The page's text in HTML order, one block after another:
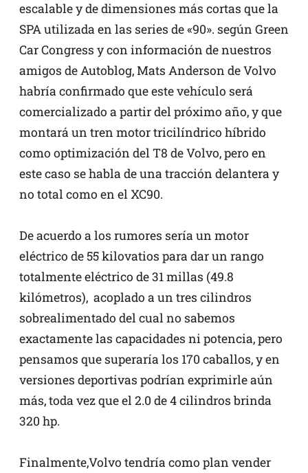
escalable y de dimensiones más cortas que la
SPA utilizada en las series de «90». según Green
Car Congress y con información de nuestros
amigos de Autoblog, Mats Anderson de Volvo
habría confirmado que este vehículo será
comercializado a partir del próximo año, y que
montará un tren motor tricilíndrico híbrido
como optimización del T8 de Volvo, pero en
este caso se habla de una tracción delantera y
no total como en el XC90.
De acuerdo a los rumores sería un motor
eléctrico de 55 kilovatios para dar un rango
totalmente eléctrico de 31 millas (49.8
kilómetros), acoplado a un tres cilindros
sobrealimentado del cual no sabemos
exactamente las capacidades ni potencia, pero
pensamos que superaría los 170 caballos, y en
versiones deportivas podrían exprimirle aún
más, toda vez que el 2.0 de 4 cilindros brinda
320 hp.
Finalmente,Volvo tendría como plan vender